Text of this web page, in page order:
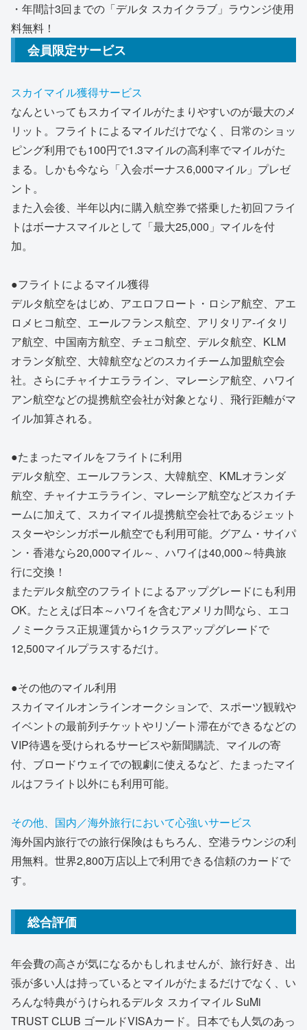
・年間計3回までの「デルタ スカイクラブ」ラウンジ使用
料無料！
会員限定サービス
スカイマイル獲得サービス
なんといってもスカイマイルがたまりやすいのが最大のメ
リット。フライトによるマイルだけでなく、日常のショッ
ピング利用でも100円で1.3マイルの高利率でマイルがた
まる。しかも今なら「入会ボーナス6,000マイル」プレゼ
ント。
また入会後、半年以内に購入航空券で搭乗した初回フライ
トはボーナスマイルとして「最大25,000」マイルを付
加。
●フライトによるマイル獲得
デルタ航空をはじめ、アエロフロート・ロシア航空、アエ
ロメヒコ航空、エールフランス航空、アリタリア-イタリ
ア航空、中国南方航空、チェコ航空、デルタ航空、KLM
オランダ航空、大韓航空などのスカイチーム加盟航空会
社。さらにチャイナエラライン、マレーシア航空、ハワイ
アン航空などの提携航空会社が対象となり、飛行距離がマ
イル加算される。
●たまったマイルをフライトに利用
デルタ航空、エールフランス、大韓航空、KMLオランダ
航空、チャイナエラライン、マレーシア航空などスカイチ
ームに加えて、スカイマイル提携航空会社であるジェット
スターやシンガポール航空でも利用可能。グアム・サイパ
ン・香港なら20,000マイル～、ハワイは40,000～特典旅
行に交換！
またデルタ航空のフライトによるアップグレードにも利用
OK。たとえば日本～ハワイを含むアメリカ間なら、エコ
ノミークラス正規運賃から1クラスアップグレードで
12,500マイルプラスするだけ。
●その他のマイル利用
スカイマイルオンラインオークションで、スポーツ観戦や
イベントの最前列チケットやリゾート滞在ができるなどの
VIP待遇を受けられるサービスや新聞購読、マイルの寄
付、ブロードウェイでの観劇に使えるなど、たまったマイ
ルはフライト以外にも利用可能。
その他、国内／海外旅行において心強いサービス
海外国内旅行での旅行保険はもちろん、空港ラウンジの利
用無料。世界2,800万店以上で利用できる信頼のカードで
す。
総合評価
年会費の高さが気になるかもしれませんが、旅行好き、出
張が多い人は持っているとマイルがたまるだけでなく、い
ろんな特典がうけられるデルタ スカイマイル SuMi
TRUST CLUB ゴールドVISAカード。日本でも人気のあっ